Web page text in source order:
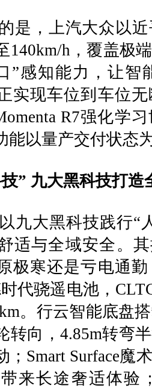
是，上汽大众以近
140km/h ，覆盖极
”感知能力，让智
实现车位到车位
R7强化学
能以量产交付状态
” 九大黑科技打造
以九大黑科技践行“
适与全域安全。
极寒还是亏电通
代骁遥电池，
。行云智能底盘
转向， 4.85m转弯
； Smart Surface魔
来长途奢适体验